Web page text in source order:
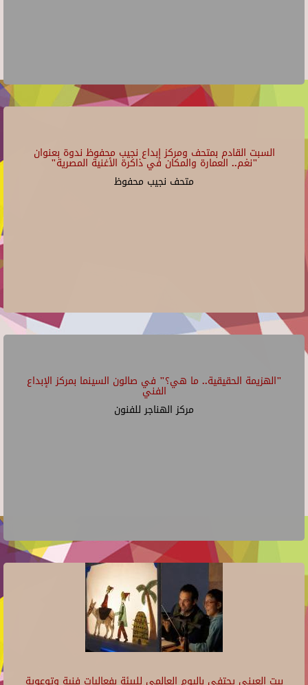
السبت القادم بمتحف ومركز إبداع نجيب محفوظ ندوة بعنوان
"نغم.. العمارة والمكان في ذاكرة الأغنية المصرية"
متحف نجيب محفوظ
"الهزيمة الحقيقية.. ما هي؟" في صالون السينما بمركز الإبداع
الفني
مركز الهناجر للفنون